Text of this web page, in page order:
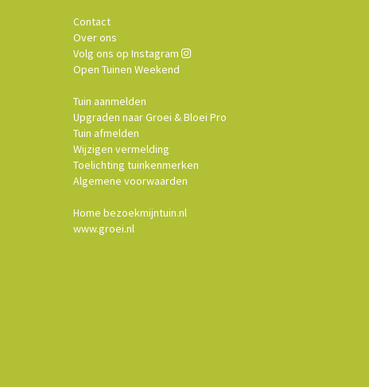
Contact
Over ons
Volg ons op Instagram
Open Tuinen Weekend
Tuin aanmelden
Upgraden naar Groei & Bloei Pro
Tuin afmelden
Wijzigen vermelding
Toelichting tuinkenmerken
Algemene voorwaarden
Home bezoekmijntuin.nl
www.groei.nl